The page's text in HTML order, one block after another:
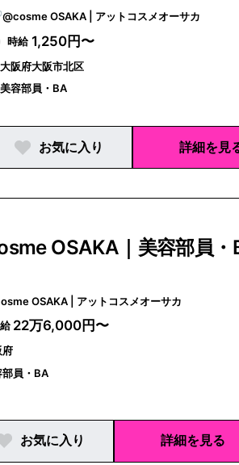
@cosme OSAKA | アットコスメオーサカ
時給 1,250円〜
大阪府大阪市北区
美容部員・BA
お気に入り 詳細を見
OSAKA｜美容部員・
@cosme OSAKA | アットコスメオーサカ
22万6,000円〜
府
部員・BA
お気に入り 詳細を見る